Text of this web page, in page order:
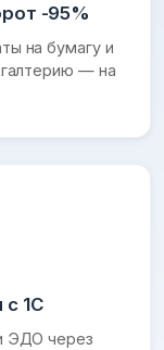
-95%
на бумагу и
— на
с 1С
ЭДО через